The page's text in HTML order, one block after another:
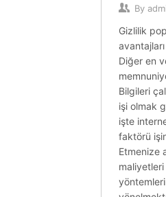
By
Gizlilik
Diğer en
Bilgileri
işi olmak
işte
faktörü
Etmenize